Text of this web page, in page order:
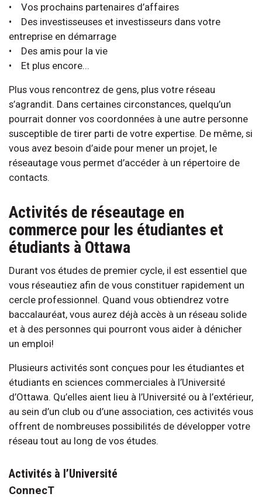
• Vos prochains partenaires d’affaires
• Des investisseuses et investisseurs dans votre
entreprise en démarrage
• Des amis pour la vie
• Et plus encore...
Plus vous rencontrez de gens, plus votre réseau
s’agrandit. Dans certaines circonstances, quelqu’un
pourrait donner vos coordonnées à une autre personne
susceptible de tirer parti de votre expertise. De même, si
vous avez besoin d’aide pour mener un projet, le
réseautage vous permet d’accéder à un répertoire de
contacts.
Activités de réseautage en
commerce pour les étudiantes et
étudiants à Ottawa
Durant vos études de premier cycle, il est essentiel que
vous réseautiez afin de vous constituer rapidement un
cercle professionnel. Quand vous obtiendrez votre
baccalauréat, vous aurez déjà accès à un réseau solide
et à des personnes qui pourront vous aider à dénicher
un emploi!
Plusieurs activités sont conçues pour les étudiantes et
étudiants en sciences commerciales à l’Université
d’Ottawa. Qu’elles aient lieu à l’Université ou à l’extérieur,
au sein d’un club ou d’une association, ces activités vous
offrent de nombreuses possibilités de développer votre
réseau tout au long de vos études.
Activités à l’Université
ConnecT